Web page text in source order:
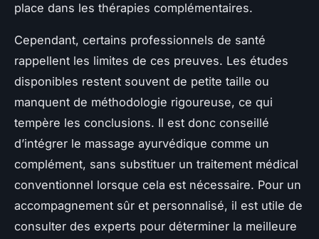
place dans les thérapies complémentaires.
Cependant, certains professionnels de santé
rappellent les limites de ces preuves. Les études
disponibles restent souvent de petite taille ou
manquent de méthodologie rigoureuse, ce qui
tempère les conclusions. Il est donc conseillé
d’intégrer le massage ayurvédique comme un
complément, sans substituer un traitement médical
conventionnel lorsque cela est nécessaire. Pour un
accompagnement sûr et personnalisé, il est utile de
consulter des experts pour déterminer la meilleure